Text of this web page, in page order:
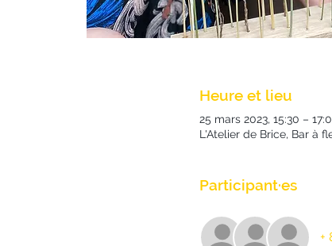
Heure et lieu
25 mars 2023, 15:30 –
L'Atelier de Brice, Bar à
Participant·es
+